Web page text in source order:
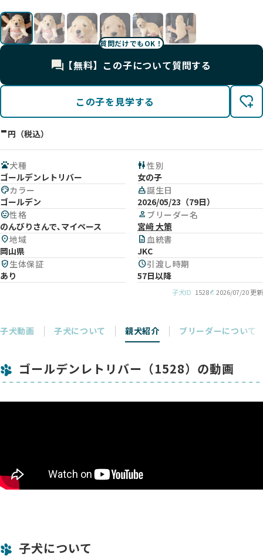
質問だけでもOK！
【無料】この子について質問する
この子を見学する
-円（税込）
pets犬種
ゴールデンレトリバー
wc性別
女の子
paletteカラー
ゴールデン
cake誕生日
2026/05/23（79日）
mood性格
のんびりさんで､マイペース
person ブリーダー名
宮﨑 大策
location_on地域
岡山県
description血統書
JKC
verified_user生体保証
あり
schedule引渡し時期
57日以降
子犬ID 1528 2026/07/20 更新
子犬動画 子犬について 親犬紹介 ブリーダーについて
ゴールデンレトリバー（1528）の動画
子犬について